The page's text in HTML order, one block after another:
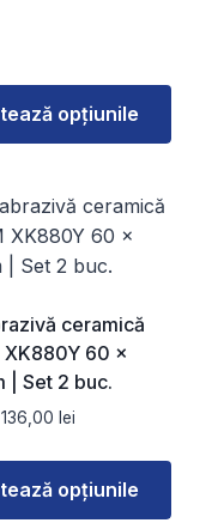
până
la
opțiunile
ceramică
XK880Y 60 ×
| Set 2 buc.
136,00 leiInterval
prețuri:
73,00 lei
până
opțiunile